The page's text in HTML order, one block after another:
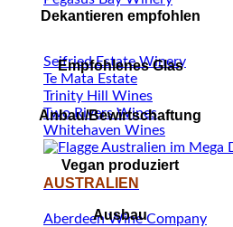
Seifried Estate Winery
Te Mata Estate
Trinity Hill Wines
Two Rivers Wines
Whitehaven Wines
AUSTRALIEN
Aberdeen Wine Company
Dekantieren empfohlen
Empfohlenes Glas
Anbau/Bewirtschaftung
Vegan produziert
Ausbau